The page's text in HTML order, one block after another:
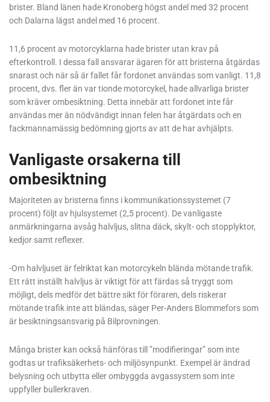
brister. Bland länen hade Kronoberg högst andel med 32 procent
och Dalarna lägst andel med 16 procent.
11,6 procent av motorcyklarna hade brister utan krav på
efterkontroll. I dessa fall ansvarar ägaren för att bristerna åtgärdas
snarast och när så är fallet får fordonet användas som vanligt. 11,8
procent, dvs. fler än var tionde motorcykel, hade allvarliga brister
som kräver ombesiktning. Detta innebär att fordonet inte får
användas mer än nödvändigt innan felen har åtgärdats och en
fackmannamässig bedömning gjorts av att de har avhjälpts.
Vanligaste orsakerna till
ombesiktning
Majoriteten av bristerna finns i kommunikationssystemet (7
procent) följt av hjulsystemet (2,5 procent). De vanligaste
anmärkningarna avsåg halvljus, slitna däck, skylt- och stopplyktor,
kedjor samt reflexer.
-Om halvljuset är felriktat kan motorcykeln blända mötande trafik.
Ett rätt inställt halvljus är viktigt för att färdas så tryggt som
möjligt, dels medför det bättre sikt för föraren, dels riskerar
mötande trafik inte att bländas, säger Per-Anders Blommefors som
är besiktningsansvarig på Bilprovningen.
Många brister kan också hänföras till ”modifieringar” som inte
godtas ur trafiksäkerhets- och miljösynpunkt. Exempel är ändrad
belysning och utbytta eller ombyggda avgassystem som inte
uppfyller bullerkraven.